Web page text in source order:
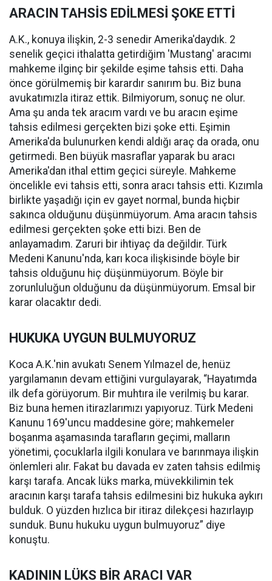
ARACIN TAHSİS EDİLMESİ ŞOKE ETTİ
A.K., konuya ilişkin, 2-3 senedir Amerika'daydık. 2
senelik geçici ithalatta getirdiğim 'Mustang' aracımı
mahkeme ilginç bir şekilde eşime tahsis etti. Daha
önce görülmemiş bir karardır sanırım bu. Biz buna
avukatımızla itiraz ettik. Bilmiyorum, sonuç ne olur.
Ama şu anda tek aracım vardı ve bu aracın eşime
tahsis edilmesi gerçekten bizi şoke etti. Eşimin
Amerika'da bulunurken kendi aldığı araç da orada, onu
getirmedi. Ben büyük masraflar yaparak bu aracı
Amerika'dan ithal ettim geçici süreyle. Mahkeme
öncelikle evi tahsis etti, sonra aracı tahsis etti. Kızımla
birlikte yaşadığı için ev gayet normal, bunda hiçbir
sakınca olduğunu düşünmüyorum. Ama aracın tahsis
edilmesi gerçekten şoke etti bizi. Ben de
anlayamadım. Zaruri bir ihtiyaç da değildir. Türk
Medeni Kanunu'nda, karı koca ilişkisinde böyle bir
tahsis olduğunu hiç düşünmüyorum. Böyle bir
zorunluluğun olduğunu da düşünmüyorum. Emsal bir
karar olacaktır dedi.
HUKUKA UYGUN BULMUYORUZ
Koca A.K.'nin avukatı Senem Yılmazel de, henüz
yargılamanın devam ettiğini vurgulayarak, “Hayatımda
ilk defa görüyorum. Bir muhtıra ile verilmiş bu karar.
Biz buna hemen itirazlarımızı yapıyoruz. Türk Medeni
Kanunu 169'uncu maddesine göre; mahkemeler
boşanma aşamasında tarafların geçimi, malların
yönetimi, çocuklarla ilgili konulara ve barınmaya ilişkin
önlemleri alır. Fakat bu davada ev zaten tahsis edilmiş
karşı tarafa. Ancak lüks marka, müvekkilimin tek
aracının karşı tarafa tahsis edilmesini biz hukuka aykırı
bulduk. O yüzden hızlıca bir itiraz dilekçesi hazırlayıp
sunduk. Bunu hukuku uygun bulmuyoruz” diye
konuştu.
KADININ LÜKS BİR ARACI VAR